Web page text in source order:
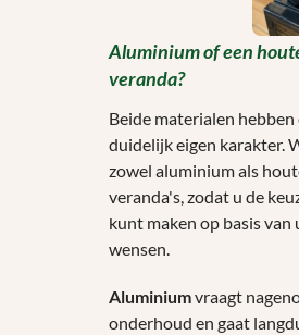
Aluminium of een
veranda?
Beide materialen hebben
duidelijk eigen karakter.
zowel aluminium als
veranda's, zodat u de
kunt maken op basis van
wensen.
Aluminiumvraagt
onderhoud en gaat